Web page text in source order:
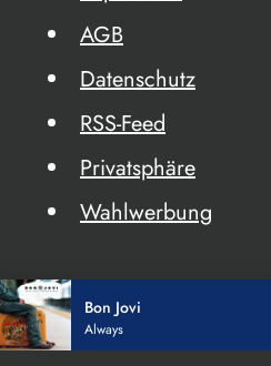
AGB
Datenschutz
RSS-Feed
Privatsphäre
Wahlwerbung
Bon Jovi
Always